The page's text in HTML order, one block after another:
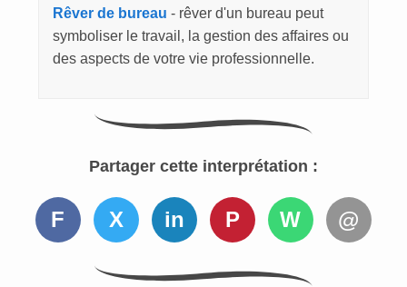
Rêver de bureau - rêver d'un bureau peut
symboliser le travail, la gestion des affaires ou
des aspects de votre vie professionnelle.
Partager cette interprétation :
F X in P W @